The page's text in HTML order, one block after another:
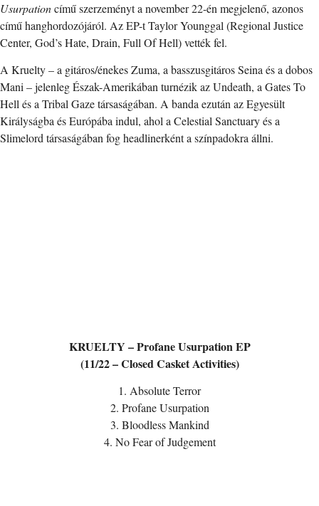
Usurpationcímű szerzeményt a november 22-én megjelenő, azonos
című hanghordozójáról. Az EP-t Taylor Younggal (Regional Justice
Center, God’s Hate, Drain, Full Of Hell) vették fel.
A Kruelty – a gitáros/énekes Zuma, a basszusgitáros Seina és a dobos
Mani – jelenleg Észak-Amerikában turnézik az Undeath, a Gates To
Hell és a Tribal Gaze társaságában. A banda ezután az Egyesült
Királyságba és Európába indul, ahol a Celestial Sanctuary és a
Slimelord társaságában fog headlinerként a színpadokra állni.
KRUELTY – Profane Usurpation EP
(11/22 – Closed Casket Activities)
1. Absolute Terror
2. Profane Usurpation
3. Bloodless Mankind
4. No Fear of Judgement